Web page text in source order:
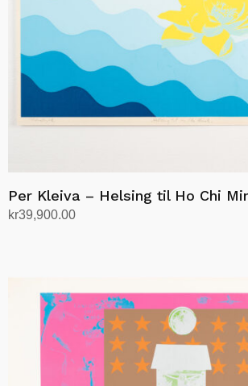
Per Kleiva – Helsing til Ho Chi
kr39,900.00